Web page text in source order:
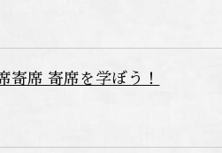
寄席 寄席を学ぼう！